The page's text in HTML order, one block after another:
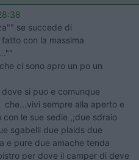
se succede di
con la massima
ci sono apro un po un
si puo e comunque
sempre alla aperto e
le sue sedie ,;due sdraio
sgabelli due plaids due
e pure due amache tenda
per dove il camper di deve